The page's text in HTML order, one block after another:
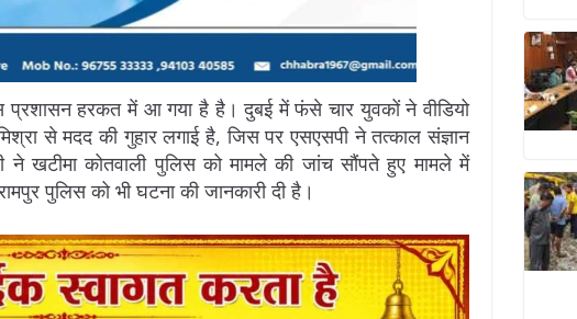
प्रशासन हरकत में आ गया है है। दुबई में फंसे चार युवकों ने वीडियो
से मदद की गुहार लगाई है, जिस पर एसएसपी ने तत्काल संज्ञान
ने खटीमा कोतवाली पुलिस को मामले की जांच सौंपते हुए मामले में
पुलिस को भी घटना की जानकारी दी है।